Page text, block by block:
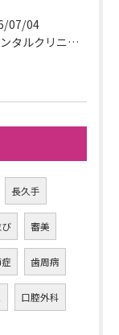
07/04
おちデンタルクリニック長久手です。
長久手
審美
歯周病
口腔外科